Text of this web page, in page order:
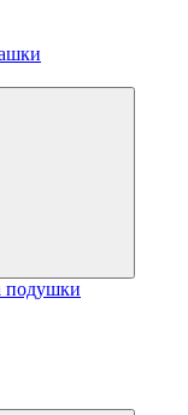
подушки